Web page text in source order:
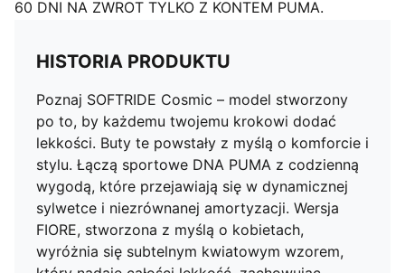
60 DNI NA ZWROT TYLKO Z KONTEM PUMA.
HISTORIA PRODUKTU
Poznaj SOFTRIDE Cosmic – model stworzony
po to, by każdemu twojemu krokowi dodać
lekkości. Buty te powstały z myślą o komforcie i
stylu. Łączą sportowe DNA PUMA z codzienną
wygodą, które przejawiają się w dynamicznej
sylwetce i niezrównanej amortyzacji. Wersja
FIORE, stworzona z myślą o kobietach,
wyróżnia się subtelnym kwiatowym wzorem,